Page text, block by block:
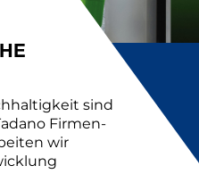
sind
Firmen-
wir